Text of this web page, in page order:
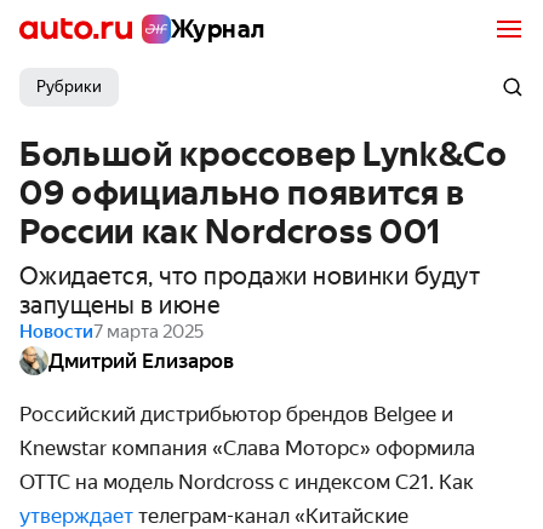
Журнал
Рубрики
Большой кроссовер Lynk&Co
09 официально появится в
России как Nordcross 001
Ожидается, что продажи новинки будут
запущены в июне
Новости7 марта 2025
Дмитрий Елизаров
Российский дистрибьютор брендов Belgee и
Knewstar компания «Слава Моторс» оформила
ОТТС на модель Nordcross с индексом C21. Как
утверждает телеграм-канал «Китайские